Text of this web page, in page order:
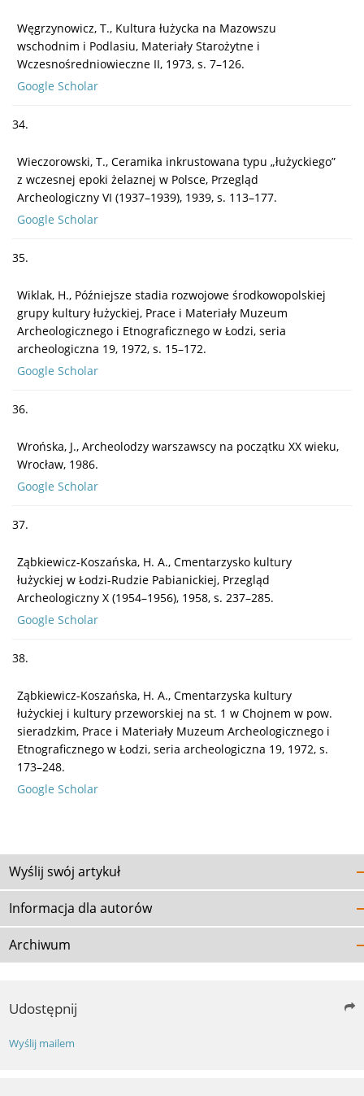
Węgrzynowicz, T., Kultura łużycka na Mazowszu
wschodnim i Podlasiu, Materiały Starożytne i
Wczesnośredniowieczne II, 1973, s. 7–126.
Google Scholar
34.
Wieczorowski, T., Ceramika inkrustowana typu „łużyckiego”
z wczesnej epoki żelaznej w Polsce, Przegląd
Archeologiczny VI (1937–1939), 1939, s. 113–177.
Google Scholar
35.
Wiklak, H., Późniejsze stadia rozwojowe środkowopolskiej
grupy kultury łużyckiej, Prace i Materiały Muzeum
Archeologicznego i Etnograficznego w Łodzi, seria
archeologiczna 19, 1972, s. 15–172.
Google Scholar
36.
Wrońska, J., Archeolodzy warszawscy na początku XX wieku,
Wrocław, 1986.
Google Scholar
37.
Ząbkiewicz-Koszańska, H. A., Cmentarzysko kultury
łużyckiej w Łodzi-Rudzie Pabianickiej, Przegląd
Archeologiczny X (1954–1956), 1958, s. 237–285.
Google Scholar
38.
Ząbkiewicz-Koszańska, H. A., Cmentarzyska kultury
łużyckiej i kultury przeworskiej na st. 1 w Chojnem w pow.
sieradzkim, Prace i Materiały Muzeum Archeologicznego i
Etnograficznego w Łodzi, seria archeologiczna 19, 1972, s.
173–248.
Google Scholar
Wyślij swój artykuł
Informacja dla autorów
Archiwum
Udostępnij
Wyślij mailem